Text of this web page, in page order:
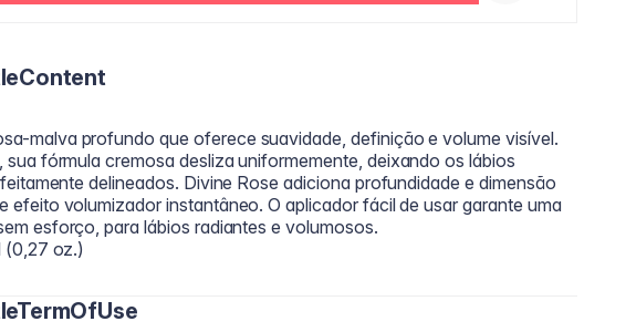
malva profundo que oferece suavidade, definição e volume visível.
fórmula cremosa desliza uniformemente, deixando os lábios
delineados. Divine Rose adiciona profundidade e dimensão
efeito volumizador instantâneo. O aplicador fácil de usar garante uma
esforço, para lábios radiantes e volumosos.
(0,27 oz.)